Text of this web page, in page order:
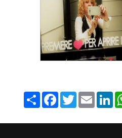
Share Facebook
TwitterEmail